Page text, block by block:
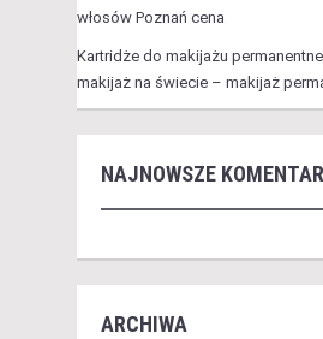
włosów Poznań cena
Kartridże do makijażu
makijaż na świecie – makijaż
NAJNOWSZE
ARCHIWA